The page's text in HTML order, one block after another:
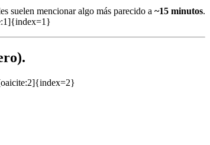
suelen mencionar algo más parecido a ~15 minutos.